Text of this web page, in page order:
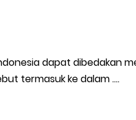
dapat dibedakan
termasuk ke dalam ….